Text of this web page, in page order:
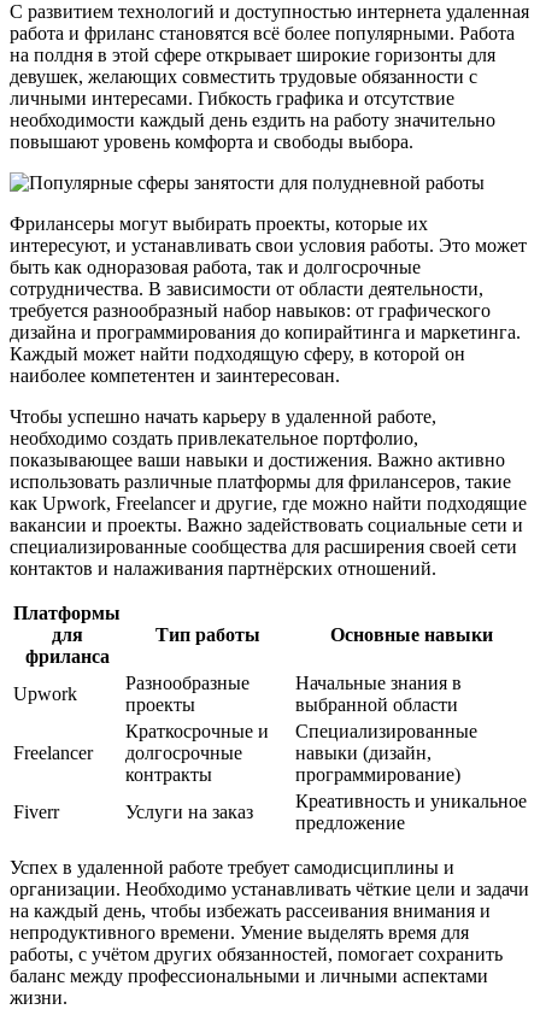
С развитием технологий и доступностью интернета удаленная
работа и фриланс становятся всё более популярными. Работа
на полдня в этой сфере открывает широкие горизонты для
девушек, желающих совместить трудовые обязанности с
личными интересами. Гибкость графика и отсутствие
необходимости каждый день ездить на работу значительно
повышают уровень комфорта и свободы выбора.
Фрилансеры могут выбирать проекты, которые их
интересуют, и устанавливать свои условия работы. Это может
быть как одноразовая работа, так и долгосрочные
сотрудничества. В зависимости от области деятельности,
требуется разнообразный набор навыков: от графического
дизайна и программирования до копирайтинга и маркетинга.
Каждый может найти подходящую сферу, в которой он
наиболее компетентен и заинтересован.
Чтобы успешно начать карьеру в удаленной работе,
необходимо создать привлекательное портфолио,
показывающее ваши навыки и достижения. Важно активно
использовать различные платформы для фрилансеров, такие
как Upwork, Freelancer и другие, где можно найти подходящие
вакансии и проекты. Важно задействовать социальные сети и
специализированные сообщества для расширения своей сети
контактов и налаживания партнёрских отношений.
Платформы
для
фриланса
Тип работы Основные навыки
Upwork
Разнообразные
проекты
Начальные знания в
выбранной области
Freelancer
Краткосрочные и
долгосрочные
контракты
Специализированные
навыки (дизайн,
программирование)
Fiverr
Услуги на заказ
Креативность и уникальное
предложение
Успех в удаленной работе требует самодисциплины и
организации. Необходимо устанавливать чёткие цели и задачи
на каждый день, чтобы избежать рассеивания внимания и
непродуктивного времени. Умение выделять время для
работы, с учётом других обязанностей, помогает сохранить
баланс между профессиональными и личными аспектами
жизни.